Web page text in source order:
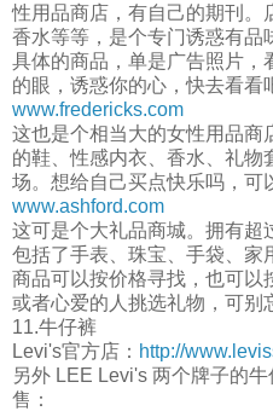
性用品商店，有自己的期刊。
香水等等，是个专门诱惑有品
具体的商品，单是广告照片，
的眼，诱惑你的心，快去看看
www.fredericks.com
这也是个相当大的女性用品商
的鞋、性感内衣、香水、礼
场。想给自己买点快乐吗，可
www.ashford.com
这可是个大礼品商城。拥有超
包括了手表、珠宝、手袋、家
商品可以按价格寻找，也可以
或者心爱的人挑选礼物，可别
11.牛仔裤
Levi's官方店： http://
另外 LEE Levi's 两个牌子的
售：